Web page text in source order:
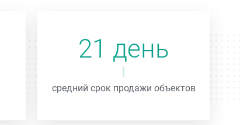
21 день
средний срок продажи объектов